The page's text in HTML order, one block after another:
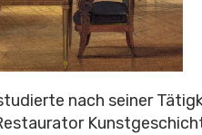
nach seiner